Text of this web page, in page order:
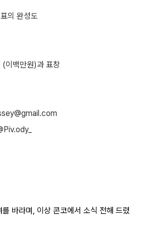
의 완성도
백만원)과 표창
바라며, 이상 콘코에서 소식 전해 드렸